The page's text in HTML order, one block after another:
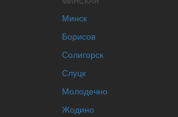
Минск
Борисов
Солигорск
Слуцк
Молодечно
Жодино